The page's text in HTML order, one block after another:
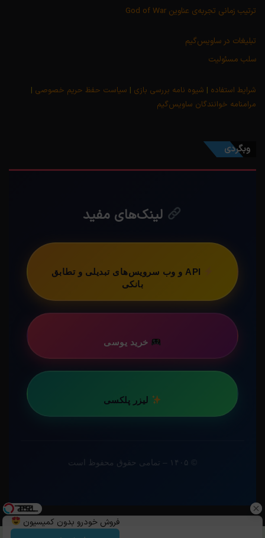
ترتیب زمانی تجربه‌ی عناوین God of War
تبلیغات در ساویس‌گیم
سلب مسئولیت
شرایط استفاده | شیوه نامه بررسی بازی | سیاست حفظ حریم خصوصی |
مرامنامه خوانندگان ساویس‌گیم
وبگردی
لینک‌های مفید
API و وب سرویس‌های تبدیلی و تطابق
بانکی
خرید یوسی
لیزر پلکسی
فروش خودرو بدون کمیسیون